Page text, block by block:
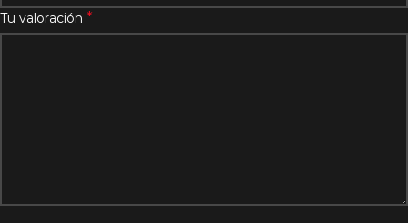
Tu valoración *